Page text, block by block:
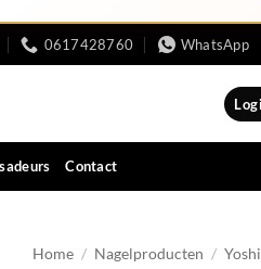
0617428760 WhatsApp
Contact
Home / Nagelproducten / Yoshi